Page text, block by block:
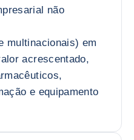
não
multinacionais) em
acrescentado,
e equipamento